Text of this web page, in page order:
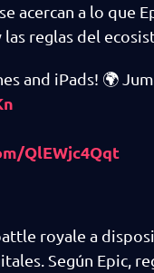
acercan a lo que
reglas del
and iPads! 🌍
QlEWjc4Qqt
royale a
Según Epic,